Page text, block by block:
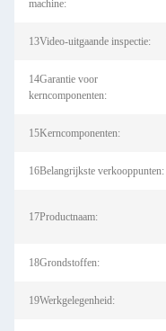
machine:
13Video-uitgaande inspectie:
14Garantie voor
kerncomponenten:
15Kerncomponenten:
16Belangrijkste verkooppunten:
17Productnaam:
18Grondstoffen:
19Werkgelegenheid: